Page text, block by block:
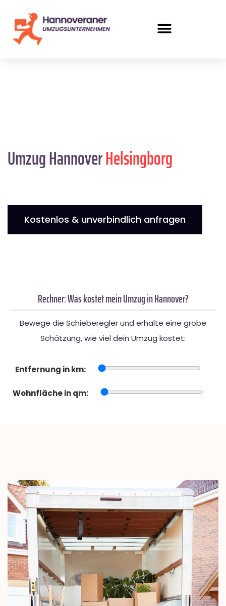
Umzug HannoverHelsingborg
Kostenlos & unverbindlich anfragen
Rechner: Was kostet mein Umzug in Hannover?
Bewege die Schieberegler und erhalte eine grobe
Schätzung, wie viel dein Umzug kostet:
Entfernung in km:
Wohnfläche in qm: